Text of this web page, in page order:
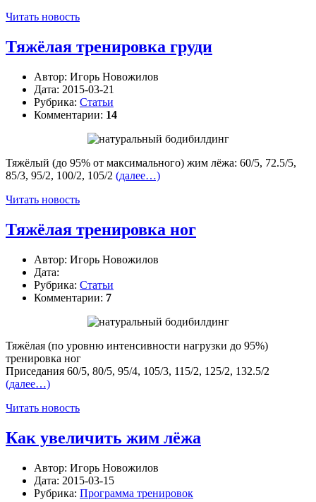
Читать новость
Тяжёлая тренировка груди
Автор: Игорь Новожилов
Дата: 2015-03-21
Рубрика: Статьи
Комментарии: 14
Тяжёлый (до 95% от максимального) жим лёжа: 60/5, 72.5/5,
85/3, 95/2, 100/2, 105/2 (далее…)
Читать новость
Тяжёлая тренировка ног
Автор: Игорь Новожилов
Дата:
Рубрика: Статьи
Комментарии: 7
Тяжёлая (по уровню интенсивности нагрузки до 95%)
тренировка ног
Приседания 60/5, 80/5, 95/4, 105/3, 115/2, 125/2, 132.5/2
(далее…)
Читать новость
Как увеличить жим лёжа
Автор: Игорь Новожилов
Дата: 2015-03-15
Рубрика: Программа тренировок